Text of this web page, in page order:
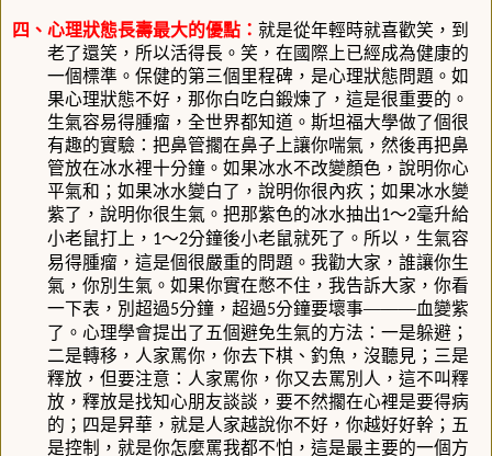
四、心理狀態長壽最大的優點： 就是從年輕時就喜歡笑，到
老了還笑，所以活得長。笑，在國際上已經成為健康的
一個標準。保健的第三個里程碑，是心理狀態問題。如
果心理狀態不好，那你白吃白鍛煉了，這是很重要的。
生氣容易得腫瘤，全世界都知道。斯坦福大學做了個很
有趣的實驗：把鼻管擱在鼻子上讓你喘氣，然後再把鼻
管放在冰水裡十分鐘。如果冰水不改變顏色，說明你心
平氣和；如果冰水變白了，說明你很內疚；如果冰水變
紫了，說明你很生氣。把那紫色的冰水抽出1～2毫升給
小老鼠打上， 1～2分鐘後小老鼠就死了。所以，生氣容
易得腫瘤，這是個很嚴重的問題。我勸大家，誰讓你生
氣，你別生氣。如果你實在憋不住，我告訴大家，你看
一下表，別超過5分鐘，超過5分鐘要壞事———血變紫
了。心理學會提出了五個避免生氣的方法：一是躲避；
二是轉移，人家罵你，你去下棋、釣魚，沒聽見；三是
釋放，但要注意：人家罵你，你又去罵別人，這不叫釋
放，釋放是找知心朋友談談，要不然擱在心裡是要得病
的；四是昇華，就是人家越說你不好，你越好好幹；五
是控制，就是你怎麼罵我都不怕，這是最主要的一個方